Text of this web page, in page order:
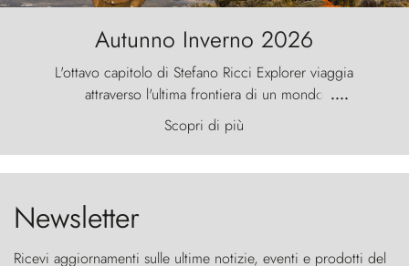
Autunno Inverno 2026
L'ottavo capitolo di Stefano Ricci Explorer viaggia
attraverso l'ultima frontiera di un mondo
primordiale, dove il vento scolpisce la natura con
furia ancestrale e le Torres del Paine sfidano il
cielo come sentinelle di pietra.
....
Scopri di più
Newsletter
Ricevi aggiornamenti sulle ultime notizie, eventi e prodotti del